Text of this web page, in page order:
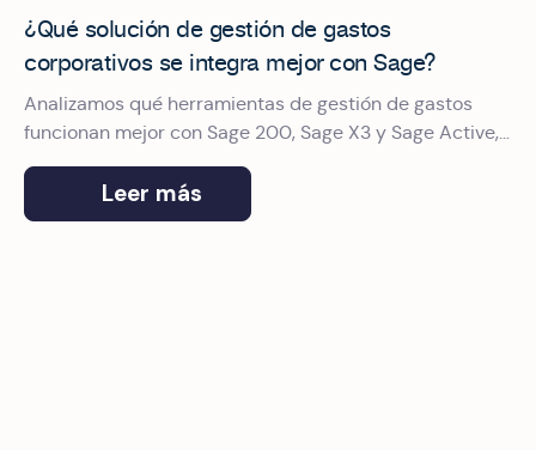
¿Qué solución de gestión de gastos
corporativos se integra mejor con Sage?
Analizamos qué herramientas de gestión de gastos
funcionan mejor con Sage 200, Sage X3 y Sage Active,
y por qué Okticket es el proveedor de gestión de
gastos de empresa elegido por Sage.
Leer más